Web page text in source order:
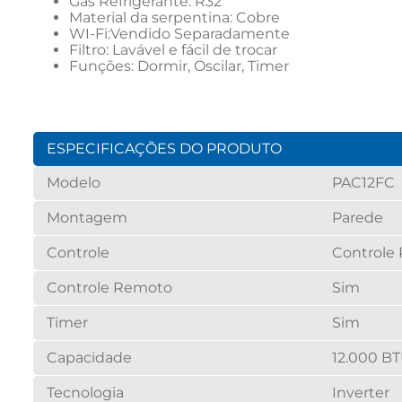
Material da serpentina: Cobre
WI-Fi:Vendido Separadamente
Filtro: Lavável e fácil de trocar
Funções: Dormir, Oscilar, Timer
ESPECIFICAÇÕES DO PRODUTO
Modelo
PAC12FC
Montagem Parede
Controle Controle
Controle Remoto Sim
Timer Sim
Capacidade 12.000
Tecnologia Inverter